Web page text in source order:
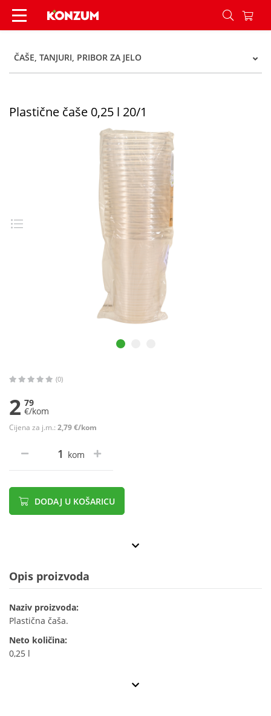
Plastične čaše 0,25 l 20/1 - Konzum
ČAŠE, TANJURI, PRIBOR ZA JELO
Plastične čaše 0,25 l 20/1
(0)
2 79
€/kom
Cijena za j.m.: 2,79 €/kom
kom
DODAJ U KOŠARICU
Opis proizvoda
Naziv proizvoda:
Plastična čaša.
Neto količina:
0,25 l